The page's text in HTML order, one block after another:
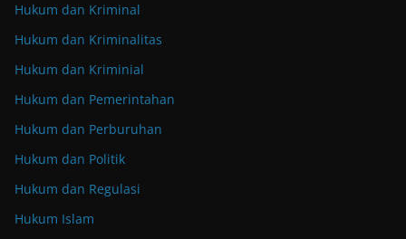
Hukum dan Kriminal
Hukum dan Kriminalitas
Hukum dan Kriminial
Hukum dan Pemerintahan
Hukum dan Perburuhan
Hukum dan Politik
Hukum dan Regulasi
Hukum Islam